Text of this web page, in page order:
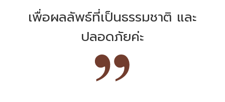
เพื่อผลลัพธ์ที่เป็นธรรมชาติ และ
ปลอดภัยค่ะ